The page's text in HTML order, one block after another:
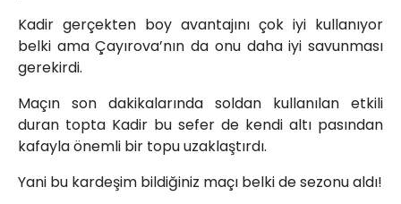
Kadir gerçekten boy avantajını çok iyi kullanıyor
belki ama Çayırova’nın da onu daha iyi savunması
gerekirdi.
Maçın son dakikalarında soldan kullanılan etkili
duran topta Kadir bu sefer de kendi altı pasından
kafayla önemli bir topu uzaklaştırdı.
Yani bu kardeşim bildiğiniz maçı belki de sezonu aldı!